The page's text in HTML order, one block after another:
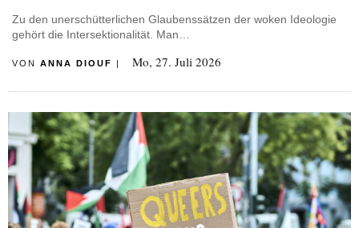
Zu den unerschütterlichen Glaubenssätzen der woken Ideologie
gehört die Intersektionalität. Man…
VON ANNA DIOUF | Mo, 27. Juli 2026